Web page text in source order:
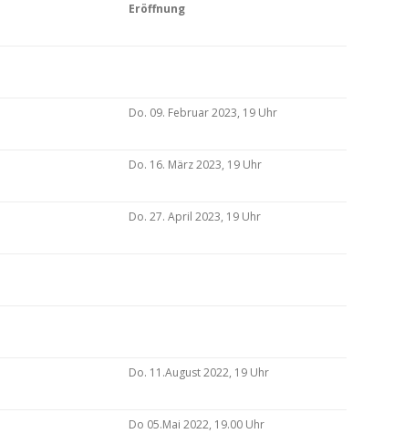
Eröffnung
Do. 09. Februar 2023, 19 Uhr
Do. 16. März 2023, 19 Uhr
Do. 27. April 2023, 19 Uhr
Do. 11.August 2022, 19 Uhr
Do 05.Mai 2022, 19.00 Uhr